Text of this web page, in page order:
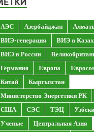
АЭС Азербайджан
ВИЭ-генерация
ВИЭ в
ВИЭ в России
Германия
Европа
Китай
Кыргызстан
Министерство Энергетики РК
США
СЭС ТЭЦ
Ученые
Центральная Азия